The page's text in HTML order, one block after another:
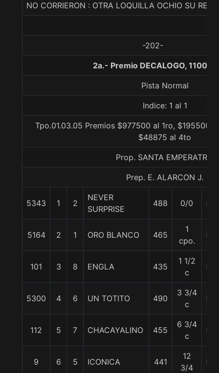
NO CORRIERON : OTRA LOQUILLA OCHIO SU
-202-
2a.- Premio DECALOGO, 1100
Pista Normal
Indice: 1 al 1
Tpo.01.03.05 Premios $977500 al 1ro, $195500
$48875 al 4to
Prop. SANTA EMPERATRIZ
Prep. E. ALARCON J.
5343 1 2
NEVER
SURPRISE
488 0/0 56
5164 2 1 ORO BLANCO 465
1
cpo.
55
101 3 8 ENGLA 435
1 1/2
c
55
5300 4 6 UN TOTITO 490
3 3/4
c
56
112 5 7 CHACAYALINO 455
6 3/4
c
55
9 6 5 ICONICA 441
12
3/4
56